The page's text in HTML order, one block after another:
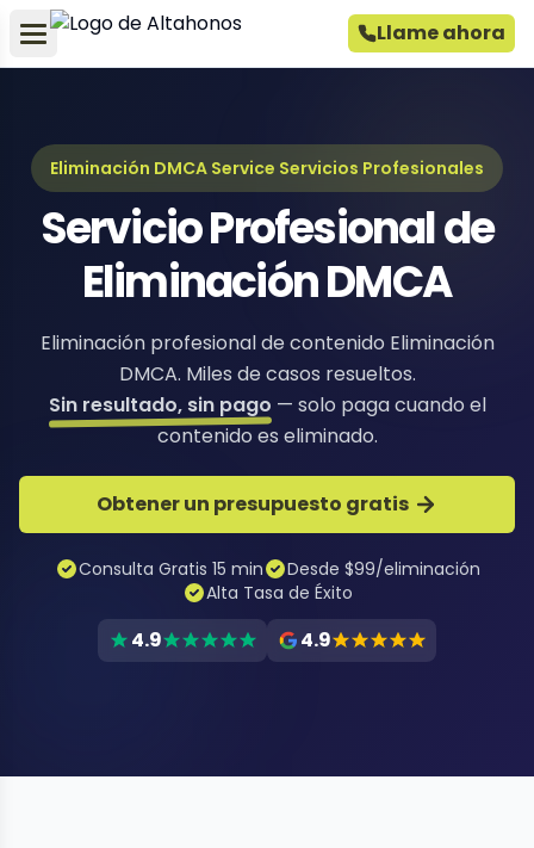
Llame ahora
Eliminación DMCA Service Servicios Profesionales
Servicio Profesional de
Eliminación DMCA
Eliminación profesional de contenido Eliminación
DMCA. Miles de casos resueltos.
Sin resultado, sin pago — solo paga cuando el
contenido es eliminado.
Obtener un presupuesto gratis
Consulta Gratis 15 min
Desde $99/eliminación
Alta Tasa de Éxito
4.9 4.9